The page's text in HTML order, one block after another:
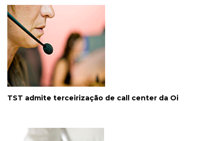
TST admite terceirização de call center da Oi